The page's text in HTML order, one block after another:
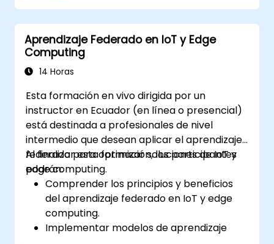
Aprendizaje Federado en IoT y Edge
Computing
14 Horas
Esta formación en vivo dirigida por un
instructor en Ecuador (en línea o presencial)
está destinada a profesionales de nivel
intermedio que desean aplicar el aprendizaje
federado para optimizar soluciones de IoT y
edge computing.
Al finalizar esta formación, los participantes
podrán:
Comprender los principios y beneficios
del aprendizaje federado en IoT y edge
computing.
Implementar modelos de aprendizaje